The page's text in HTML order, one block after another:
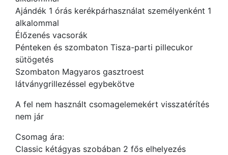
Ajándék 1 órás kerékpárhasználat személyenként 1
alkalommal
Élőzenés vacsorák
Pénteken és szombaton Tisza-parti pillecukor
sütögetés
Szombaton Magyaros gasztroest
látványgrillezéssel egybekötve
A fel nem használt csomagelemekért visszatérítés
nem jár
Csomag ára:
Classic kétágyas szobában 2 fős elhelyezés